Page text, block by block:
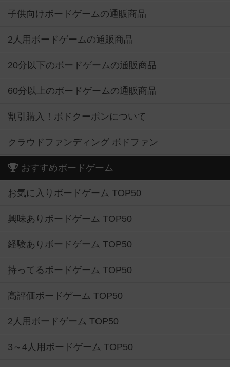
子供向けボードゲームの通販商品
2人用ボードゲームの通販商品
20分以下のボードゲームの通販商品
60分以上のボードゲームの通販商品
割引購入！ボドクーポンについて
クラウドファンディング ボドファン
おすすめボードゲーム
お気に入りボードゲーム TOP50
興味ありボードゲーム TOP50
経験ありボードゲーム TOP50
持ってるボードゲーム TOP50
高評価ボードゲーム TOP50
2人用ボードゲーム TOP50
3～4人用ボードゲーム TOP50